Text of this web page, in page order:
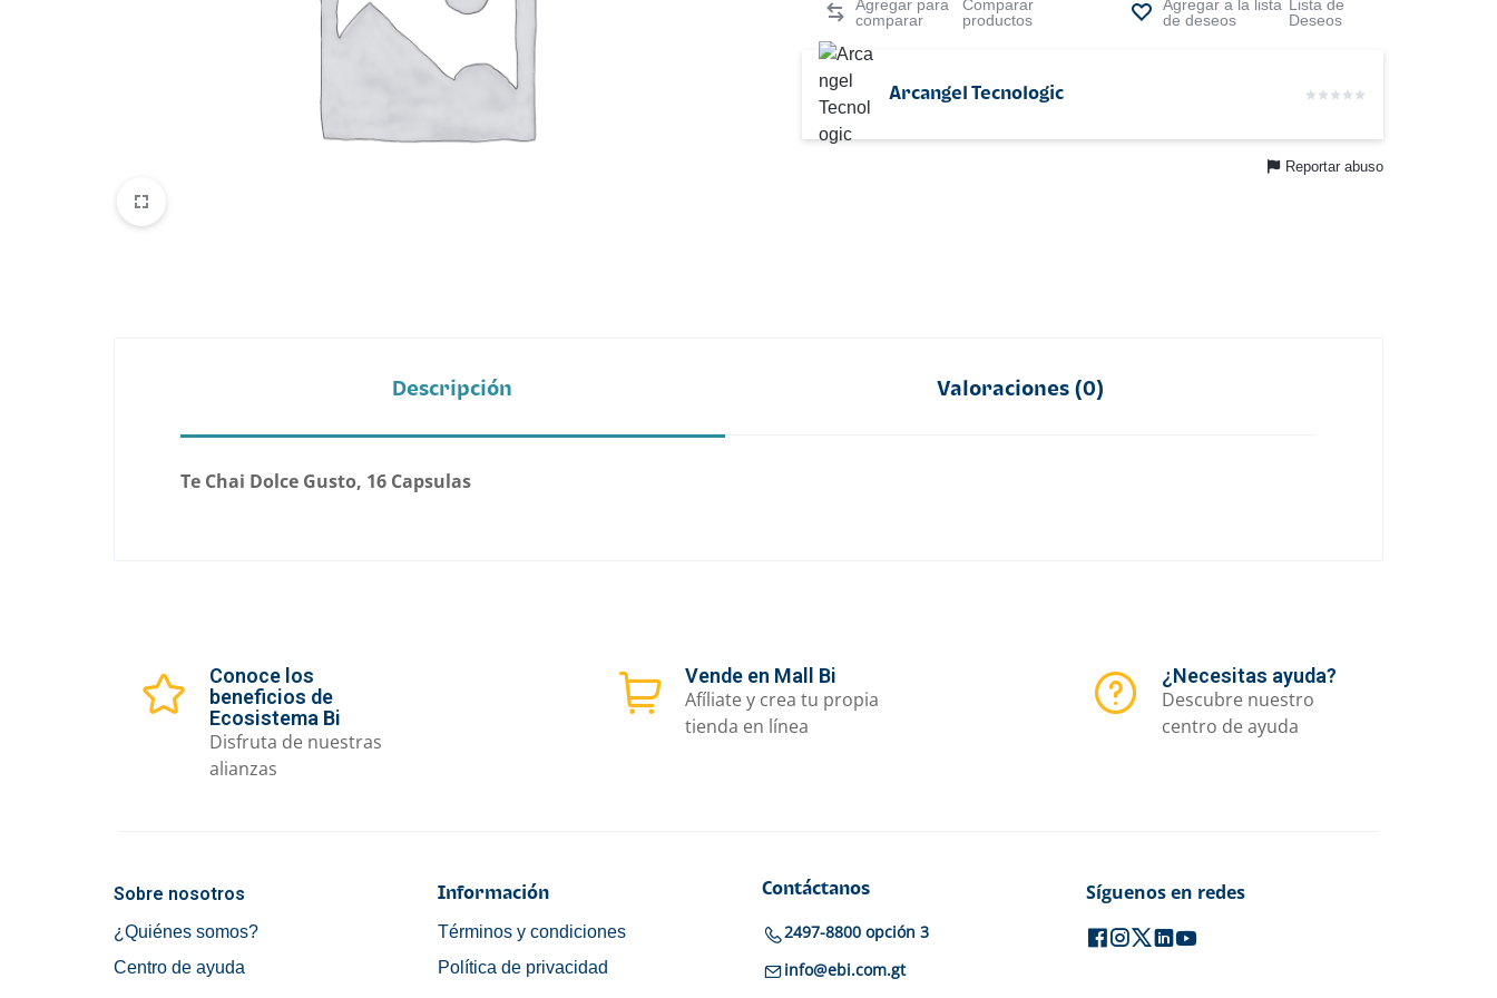
Comparar
productos
Lista de
Deseos
Arcangel Tecnologic
Reportar abuso
Descripción Valoraciones (0)
Te Chai Dolce Gusto, 16 Capsulas
Conoce los
beneficios de
Ecosistema Bi
Disfruta de nuestras
alianzas
Vende en Mall Bi
Afíliate y crea tu propia
tienda en línea
¿Necesitas ayuda?
Descubre nuestro
centro de ayuda
Sobre nosotros
¿Quiénes somos?
Centro de ayuda
Información
Términos y condiciones
Política de privacidad
Contáctanos
2497-8800 opción 3
info@ebi.com.gt
Síguenos en redes